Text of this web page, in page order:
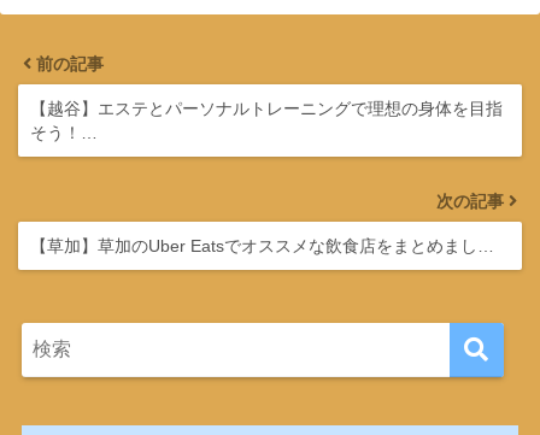
前の記事
【越谷】エステとパーソナルトレーニングで理想の身体を目指
そう！…
次の記事
【草加】草加のUber Eatsでオススメな飲食店をまとめまし…